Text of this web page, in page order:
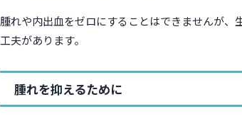
腫れや内出血をゼロにすることはできませんが
工夫があります。
腫れを抑えるために